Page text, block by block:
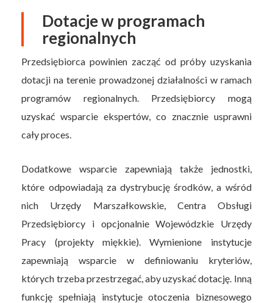
Dotacje w programach
regionalnych
Przedsiębiorca powinien zacząć od próby uzyskania
dotacji na terenie prowadzonej działalności w ramach
programów regionalnych. Przedsiębiorcy mogą
uzyskać wsparcie ekspertów, co znacznie usprawni
cały proces.
Dodatkowe wsparcie zapewniają także jednostki,
które odpowiadają za dystrybucję środków, a wśród
nich Urzędy Marszałkowskie, Centra Obsługi
Przedsiębiorcy i opcjonalnie Wojewódzkie Urzędy
Pracy (projekty miękkie). Wymienione instytucje
zapewniają wsparcie w definiowaniu kryteriów,
których trzeba przestrzegać, aby uzyskać dotację. Inną
funkcję spełniają instytucje otoczenia biznesowego